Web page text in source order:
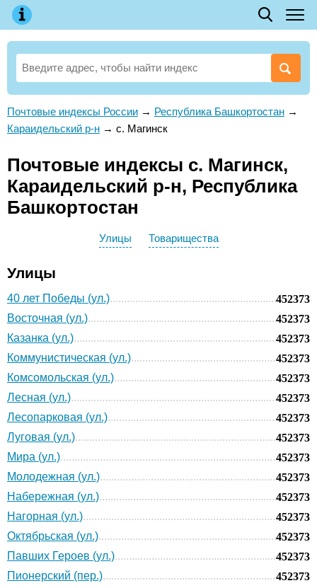
Почтовые индексы России → Республика Башкортостан →
Караидельский р-н → с. Магинск
Почтовые индексы с. Магинск,
Караидельский р-н, Республика
Башкортостан
Улицы Товарищества
Улицы
40 лет Победы (ул.)
452373
Восточная (ул.)
452373
Казанка (ул.)
452373
Коммунистическая (ул.)
452373
Комсомольская (ул.)
452373
Лесная (ул.)
452373
Лесопарковая (ул.)
452373
Луговая (ул.)
452373
Мира (ул.)
452373
Молодежная (ул.)
452373
Набережная (ул.)
452373
Нагорная (ул.)
452373
Октябрьская (ул.)
452373
Павших Героев (ул.)
452373
Пионерский (пер.)
452373